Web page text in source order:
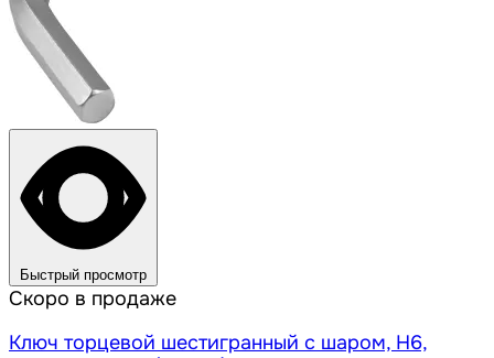
Быстрый просмотр
Скоро в продаже
Ключ торцевой шестигранный с шаром, H6,